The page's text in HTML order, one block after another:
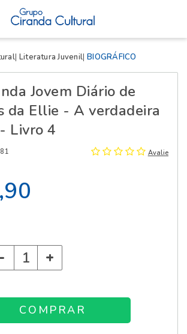
Literatura Juvenil BIOGRÁFICO
Jovem Diário de
da Ellie - A verdadeira
Livro 4
Avalie
- +